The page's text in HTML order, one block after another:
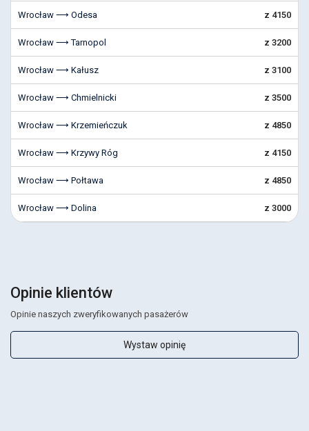
Wrocław ⟶ Odesa z 4150
Wrocław ⟶ Tarnopol z 3200
Wrocław ⟶ Kałusz z 3100
Wrocław ⟶ Chmielnicki z 3500
Wrocław ⟶ Krzemieńczuk z 4850
Wrocław ⟶ Krzywy Róg z 4150
Wrocław ⟶ Połtawa z 4850
Wrocław ⟶ Dolina z 3000
Opinie klientów
Opinie naszych zweryfikowanych pasażerów
Wystaw opinię